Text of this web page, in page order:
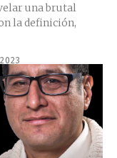
una brutal
la definición,